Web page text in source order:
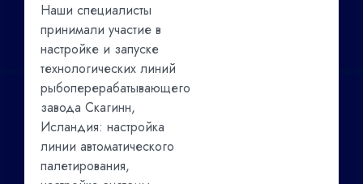
Наши специалисты
принимали участие в
настройке и запуске
технологических линий
рыбоперерабатывающего
завода Скагинн,
Исландия: настройка
линии автоматического
палетирования,